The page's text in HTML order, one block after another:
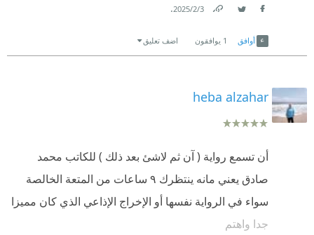
3‏/2‏/2025
.
أوافق 1 يوافقون اضف تعليق
heba alzahar
أن تسمع رواية ( آن ثم لاشئ بعد ذلك ) للكاتب محمد
صادق يعني مانه ينتظرك ٩ ساعات من المتعة الخالصة
سواء في الرواية نفسها أو الإخراج الإذاعي الذي كان مميزا
جدا واهتم